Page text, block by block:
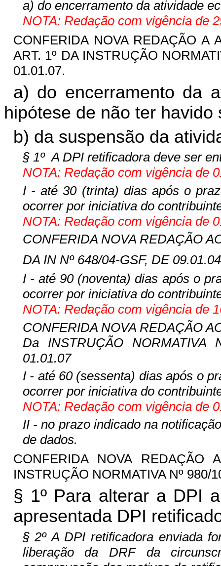
a) do encerramento da atividade
NOTA: Redação com vigência de
CONFERIDA NOVA REDAÇÃO A
ART. 1º DA INSTRUÇÃO
01.01.07.
a) do encerramento da
hipótese de não ter havido
b) da suspensão da
§ 1º A DPI retificadora deve ser
NOTA: Redação com vigência de
I - até 30 (trinta) dias após o
ocorrer por iniciativa do
NOTA: Redação com vigência de
CONFERIDA NOVA REDAÇÃO
DA IN Nº 648/04-GSF, DE
I - até 90 (noventa) dias após o
ocorrer por iniciativa do
NOTA: Redação com vigência de
CONFERIDA NOVA REDAÇÃO
Da INSTRUÇÃO NORMATIVA
01.01.07
I - até 60 (sessenta) dias após o
ocorrer por iniciativa do
NOTA: Redação com vigência de
II - no prazo indicado na
de dados.
CONFERIDA NOVA
INSTRUÇÃO NORMATIVA Nº 980/
§ 1º Para alterar a DPI
apresentada DPI
§ 2º A DPI retificadora enviada
liberação da DRF da